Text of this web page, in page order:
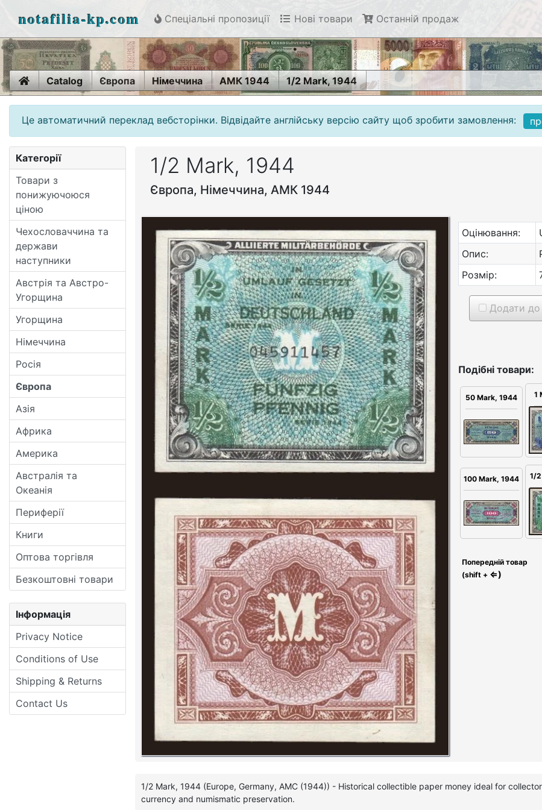
notafilia-kp.com Спеціальні пропозиції Нові товари Останній продаж
HomeCatalog Європа Німеччина АМК 1944 1/2 Mark, 1944
Це автоматичний переклад вебсторінки. Відвідайте англійську версію сайту щоб зробити замовлення:
Категорії
Товари з
понижуючоюся
ціною
Чехословаччина та
держави
наступники
Австрія та Австро-
Угорщина
Угорщина
Німеччина
Росія
Європа
Азія
Африка
Америка
Австралія та
Океанія
Периферії
Книги
Оптова торгівля
Безкоштовні товари
Інформація
Privacy Notice
Conditions of Use
Shipping & Returns
Contact Us
1/2 Mark, 1944
Європа, Німеччина, АМК 1944
Оцінювання:
Опис:
Розмір:
Додати до
Подібні товари:
50 Mark, 1944 1
100 Mark, 1944 1/
Попередній товар
(shift + ⇐)
1/2 Mark, 1944 (Europe, Germany, AMC (1944)) - Historical collectible paper money ideal for
currency and numismatic preservation.